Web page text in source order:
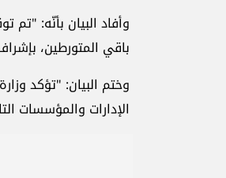
وأفاد البيان بأنّه:
باقي المتورطين،
وختم البيان: "تؤكد
الإدارات والمؤسسات